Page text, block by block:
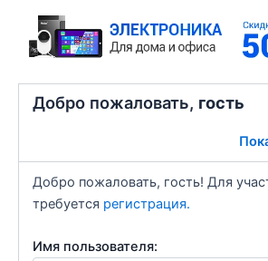
Добро пожаловать, гость
Добро пожаловать, гость! Для
требуется регистрация.
Имя пользователя: